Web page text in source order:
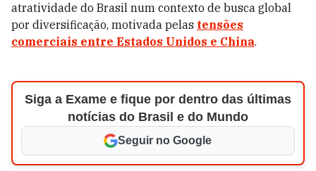
atratividade do Brasil num contexto de busca global
por diversificação, motivada pelas tensões
comerciais entre Estados Unidos e China.
Siga a Exame e fique por dentro das últimas
notícias do Brasil e do Mundo
Seguir no Google